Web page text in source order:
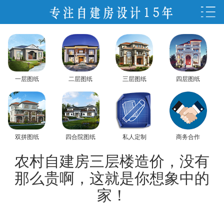
一层图纸 二层图纸 三层图纸 四层图纸
双拼图纸 四合院图纸 私人定制 商务合作
农村自建房三层楼造价，没有
那么贵啊，这就是你想象中的
家！